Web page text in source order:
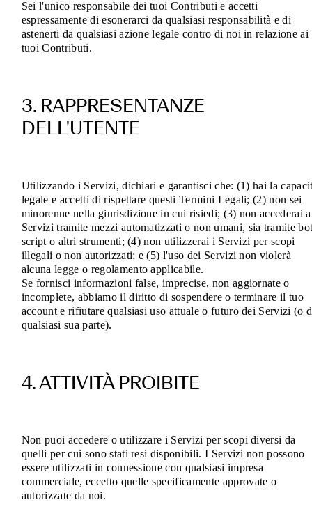
Sei l'unico responsabile dei tuoi Contributi e accetti
espressamente di esonerarci da qualsiasi responsabilità e di
astenerti da qualsiasi azione legale contro di noi in relazione ai
tuoi Contributi.
3. RAPPRESENTANZE
DELL'UTENTE
Utilizzando i Servizi, dichiari e garantisci che: (1) hai la
legale e accetti di rispettare questi Termini Legali; (2) non sei
minorenne nella giurisdizione in cui risiedi; (3) non accederai
Servizi tramite mezzi automatizzati o non umani, sia tramite
script o altri strumenti; (4) non utilizzerai i Servizi per scopi
illegali o non autorizzati; e (5) l'uso dei Servizi non violerà
alcuna legge o regolamento applicabile.
Se fornisci informazioni false, imprecise, non aggiornate o
incomplete, abbiamo il diritto di sospendere o terminare il tuo
account e rifiutare qualsiasi uso attuale o futuro dei Servizi (o
qualsiasi sua parte).
4. ATTIVITÀ PROIBITE
Non puoi accedere o utilizzare i Servizi per scopi diversi da
quelli per cui sono stati resi disponibili. I Servizi non possono
essere utilizzati in connessione con qualsiasi impresa
commerciale, eccetto quelle specificamente approvate o
autorizzate da noi.